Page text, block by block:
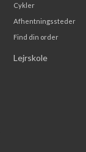
Cykler
Afhentningssteder
Find din order
Lejrskole